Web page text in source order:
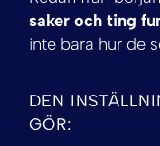
saker och ting
inte bara hur de
DEN
GÖR: